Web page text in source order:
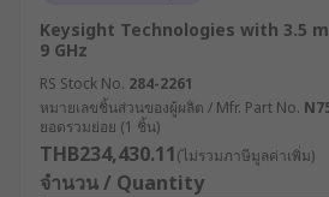
Keysight Technologies with 3.5
9 GHz
RS Stock No. 284-2261
หมายเลขชิ้นส่วนของผู้ผลิต / Mfr. Part No.
ยอดรวมย่อย (1 ชิ้น)
THB234,430.11(ไม่รวมภาษีมูลค่าเพิ่ม)
จำนวน / Quantity